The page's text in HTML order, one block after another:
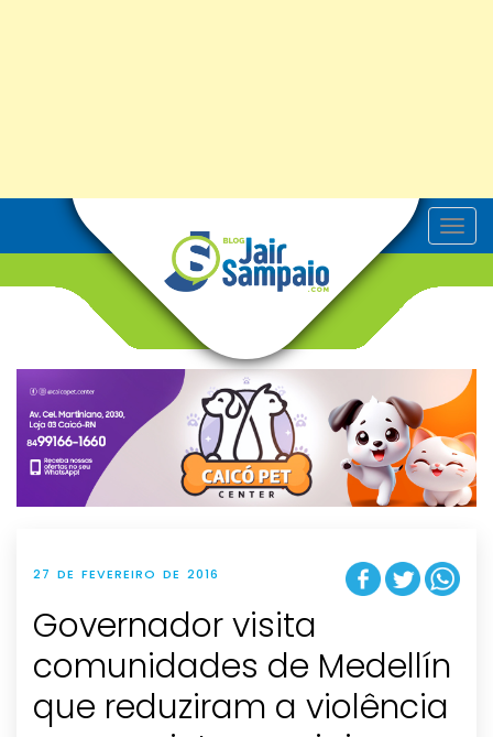
T
o
v
g
t
i
o
n
27 DE FEVEREIRO DE 2016
Governador visita
comunidades de Medellín
que reduziram a violência